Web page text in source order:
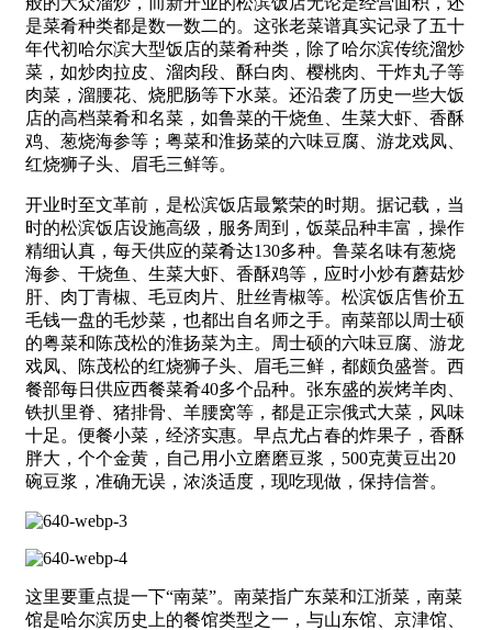
是菜肴种类都是数一数二的。这张老菜谱真实记录了五十
年代初哈尔滨大型饭店的菜肴种类，除了哈尔滨传统溜炒
菜，如炒肉拉皮、溜肉段、酥白肉、樱桃肉、干炸丸子等
肉菜，溜腰花、烧肥肠等下水菜。还沿袭了历史一些大饭
店的高档菜肴和名菜，如鲁菜的干烧鱼、生菜大虾、香酥
鸡、葱烧海参等；粤菜和淮扬菜的六味豆腐、游龙戏凤、
红烧狮子头、眉毛三鲜等。
开业时至文革前，是松滨饭店最繁荣的时期。据记载，当
时的松滨饭店设施高级，服务周到，饭菜品种丰富，操作
精细认真，每天供应的菜肴达130多种。鲁菜名味有葱烧
海参、干烧鱼、生菜大虾、香酥鸡等，应时小炒有蘑菇炒
肝、肉丁青椒、毛豆肉片、肚丝青椒等。松滨饭店售价五
毛钱一盘的毛炒菜，也都出自名师之手。南菜部以周士硕
的粤菜和陈茂松的淮扬菜为主。周士硕的六味豆腐、游龙
戏凤、陈茂松的红烧狮子头、眉毛三鲜，都颇负盛誉。西
餐部每日供应西餐菜肴40多个品种。张东盛的炭烤羊肉、
铁扒里脊、猪排骨、羊腰窝等，都是正宗俄式大菜，风味
十足。便餐小菜，经济实惠。早点尤占春的炸果子，香酥
胖大，个个金黄，自己用小立磨磨豆浆，500克黄豆出20
碗豆浆，准确无误，浓淡适度，现吃现做，保持信誉。
这里要重点提一下“南菜”。南菜指广东菜和江浙菜，南菜
馆是哈尔滨历史上的餐馆类型之一，与山东馆、京津馆、